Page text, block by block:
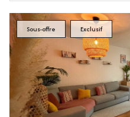
Sous-offre Exclusif